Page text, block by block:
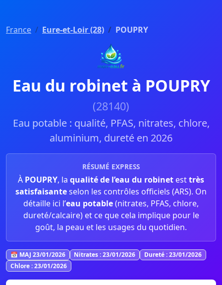
France Eure-et-Loir (28) POUPRY
Eau du robinet à POUPRY
(28140)
Eau potable : qualité, PFAS, nitrates, chlore,
aluminium, dureté en 2026
RÉSUMÉ EXPRESS
À POUPRY, la qualité de l’eau du robinet esttrès
satisfaisanteselon les contrôles officiels (ARS). On
détaille ici l’eau potable(nitrates, PFAS, chlore,
dureté/calcaire) et ce que cela implique pour le
goût, la peau et les usages du quotidien.
📅 MAJ 23/01/2026 Nitrates : 23/01/2026
Dureté : 23/01/2026
Chlore : 23/01/2026